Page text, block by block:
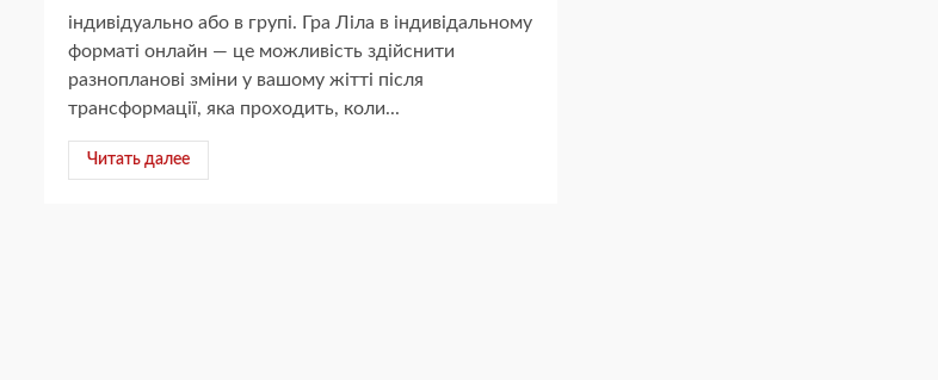
індивідуально або в групі. Гра Ліла в індивідальному
форматі онлайн — це можливість здійснити
разнопланові зміни у вашому жітті після
трансформації, яка проходить, коли...
Читать далее